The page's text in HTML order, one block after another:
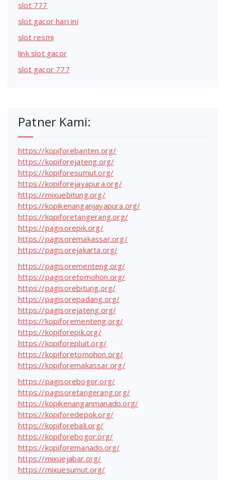
slot 777
slot gacor hari ini
slot resmi
link slot gacor
slot gacor 777
Patner Kami:
https://kopiforebanten.org/
https://kopiforejateng.org/
https://kopiforesumut.org/
https://kopiforejayapura.org/
https://mixuebitung.org/
https://kopikenanganjayapura.org/
https://kopiforetangerang.org/
https://pagisorepik.org/
https://pagisoremakassar.org/
https://pagisorejakarta.org/
https://pagisorementeng.org/
https://pagisoretomohon.org/
https://pagisorebitung.org/
https://pagisorepadang.org/
https://pagisorejateng.org/
https://kopiforementeng.org/
https://kopiforepik.org/
https://kopiforepluit.org/
https://kopiforetomohon.org/
https://kopiforemakassar.org/
https://pagisorebogor.org/
https://pagisoretangerang.org/
https://kopikenanganmanado.org/
https://kopiforedepok.org/
https://kopiforebali.org/
https://kopiforebogor.org/
https://kopiforemanado.org/
https://mixuejabar.org/
https://mixuesumut.org/